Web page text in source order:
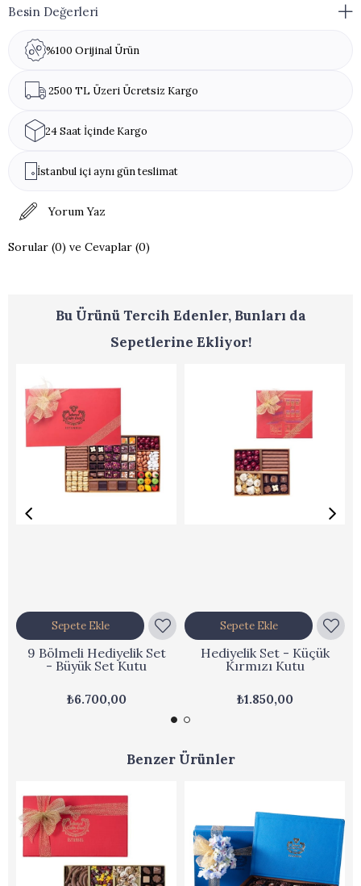
Bitter Çikolata (Şeker, Kakao Kitlesi, Kakao Yağı, Emülgatör (Soya
Lesitini), Doğala Özdeş Vanilin Aroması), Aroma Verici (Portakal),
Parlatıcı (Arap Zamkı).
Alerjen Uyarısı:
Badem, Yer Fıstığı, Susam, Buğday Unu, Soya Lesitini, Kadayıf
(Gluten ve Yumurta) içerir.
Besin Değerleri
%100 Orijinal Ürün
2500 TL Üzeri Ücretsiz Kargo
24 Saat İçinde Kargo
İstanbul içi aynı gün teslimat
Yorum Yaz
Sorular (0) ve Cevaplar (0)
Bu Ürünü Tercih Edenler, Bunları da
Sepetlerine Ekliyor!
9 Bölmeli Hediyelik Set
- Büyük Set Kutu
₺6.700,00
Sepete Ekle
Hediyelik Set - Küçük
Kırmızı Kutu
₺1.850,00
Sepete Ekle
Benzer Ürünler